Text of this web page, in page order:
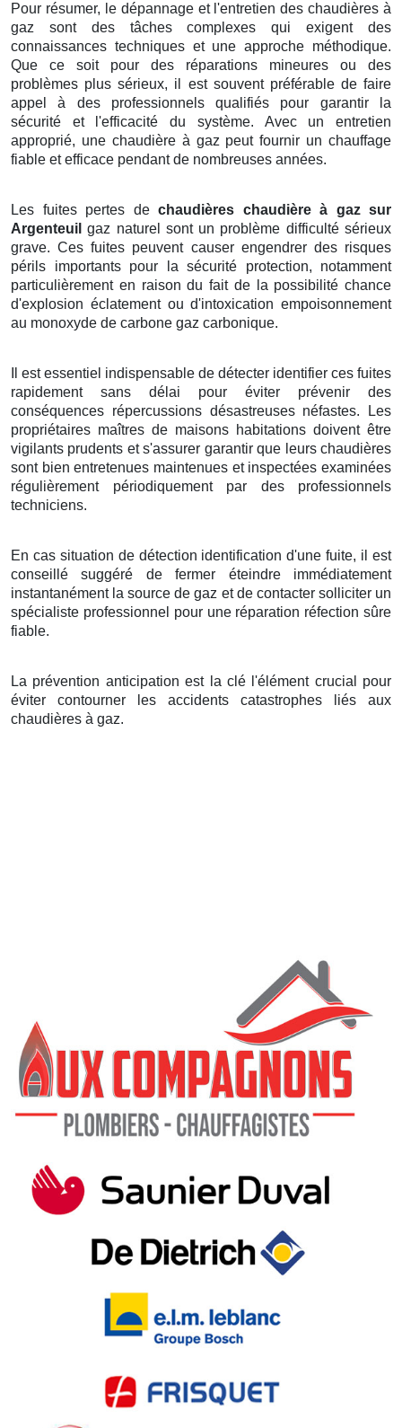
Pour résumer, le dépannage et l'entretien des chaudières à
gaz sont des tâches complexes qui exigent des
connaissances techniques et une approche méthodique.
Que ce soit pour des réparations mineures ou des
problèmes plus sérieux, il est souvent préférable de faire
appel à des professionnels qualifiés pour garantir la
sécurité et l'efficacité du système. Avec un entretien
approprié, une chaudière à gaz peut fournir un chauffage
fiable et efficace pendant de nombreuses années.
Les fuites pertes de chaudières chaudière à gaz sur
Argenteuil gaz naturel sont un problème difficulté sérieux
grave. Ces fuites peuvent causer engendrer des risques
périls importants pour la sécurité protection, notamment
particulièrement en raison du fait de la possibilité chance
d'explosion éclatement ou d'intoxication empoisonnement
au monoxyde de carbone gaz carbonique.
Il est essentiel indispensable de détecter identifier ces fuites
rapidement sans délai pour éviter prévenir des
conséquences répercussions désastreuses néfastes. Les
propriétaires maîtres de maisons habitations doivent être
vigilants prudents et s'assurer garantir que leurs chaudières
sont bien entretenues maintenues et inspectées examinées
régulièrement périodiquement par des professionnels
techniciens.
En cas situation de détection identification d'une fuite, il est
conseillé suggéré de fermer éteindre immédiatement
instantanément la source de gaz et de contacter solliciter un
spécialiste professionnel pour une réparation réfection sûre
fiable.
La prévention anticipation est la clé l'élément crucial pour
éviter contourner les accidents catastrophes liés aux
chaudières à gaz.